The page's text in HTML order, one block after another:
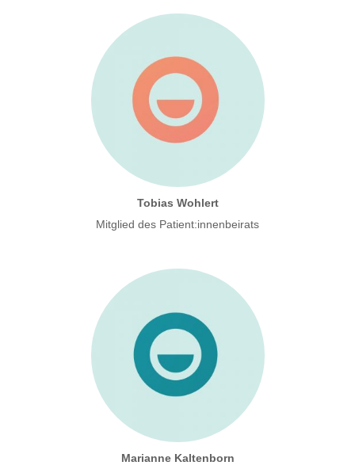
Tobias Wohlert
Mitglied des Patient:innenbeirats
Marianne Kaltenborn